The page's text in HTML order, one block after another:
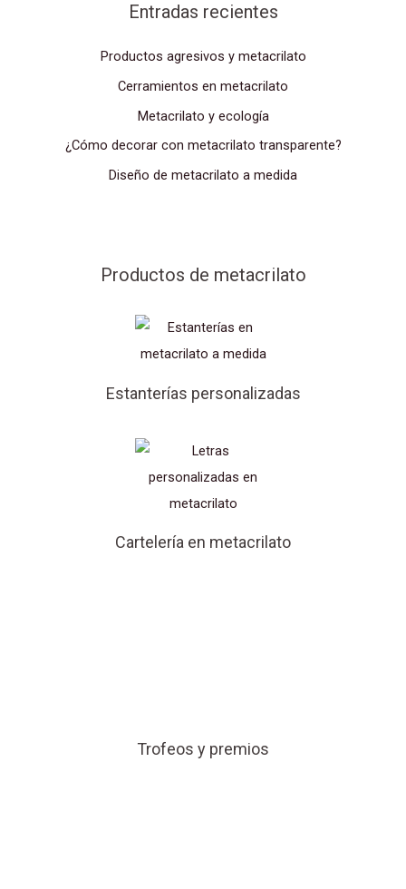
Entradas recientes
Productos agresivos y metacrilato
Cerramientos en metacrilato
Metacrilato y ecología
¿Cómo decorar con metacrilato transparente?
Diseño de metacrilato a medida
Productos de metacrilato
Estanterías personalizadas
Cartelería en metacrilato
Trofeos y premios